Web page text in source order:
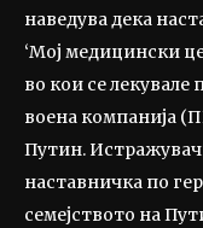
наведува дека
‘Мој медицински
во кои се
воена компанија
Путин.
наставничка по
семејството на